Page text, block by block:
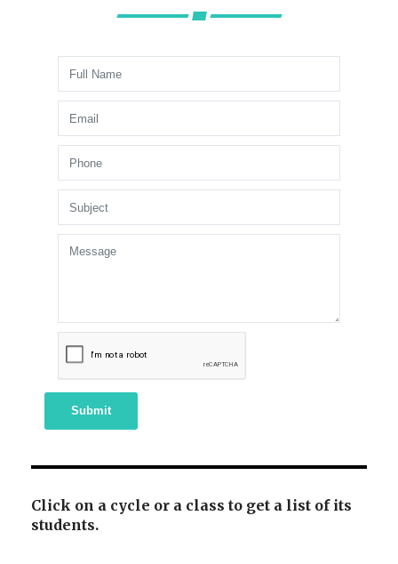
Submit
Click on a cycle or a class to get a list of its
students.